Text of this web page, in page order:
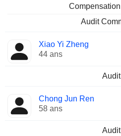
Audit
Xiao Yi Zheng
44 ans
Chong Jun Ren
58 ans